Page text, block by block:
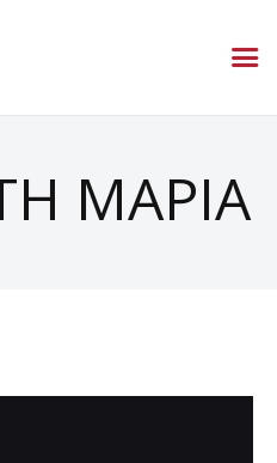
ΜΑΡΙΑ